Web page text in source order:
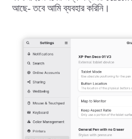
আছে- তবে আমি ব্যবহার করিনি।